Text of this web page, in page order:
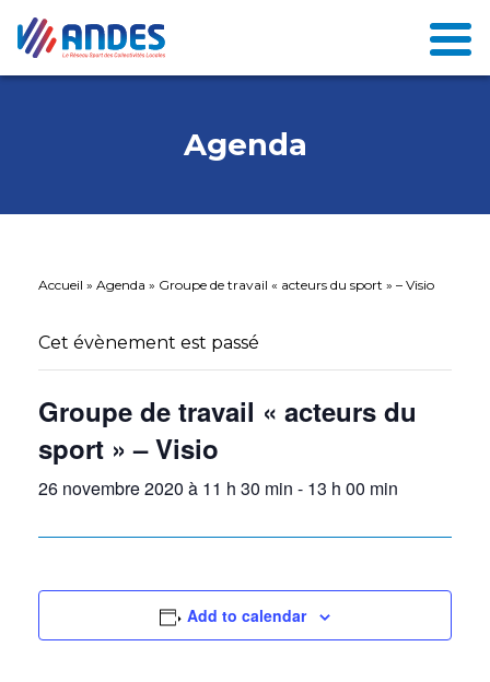
Agenda
Accueil » Agenda » Groupe de travail « acteurs du sport » – Visio
Cet évènement est passé
Groupe de travail « acteurs du
sport » – Visio
26 novembre 2020 à 11 h 30 min - 13 h 00 min
Add to calendar